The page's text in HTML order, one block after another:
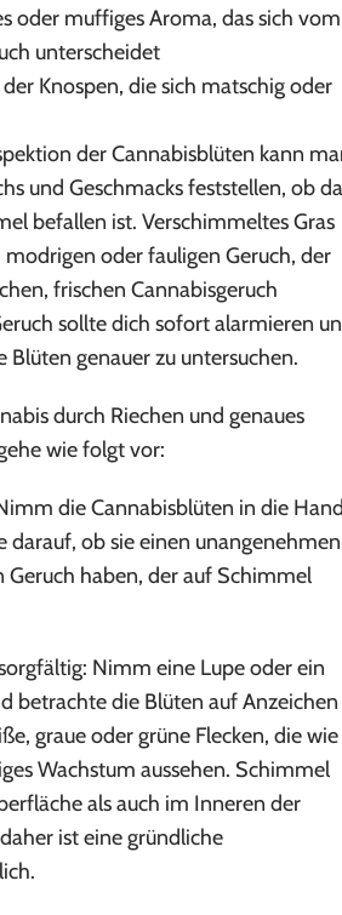
oder muffiges Aroma, das sich vom
unterscheidet
Knospen, die sich matschig oder
der Cannabisblüten kann
und Geschmacks feststellen, ob
befallen ist. Verschimmeltes Gras
oder fauligen Geruch, der
frischen Cannabisgeruch
sollte dich sofort alarmieren
Blüten genauer zu untersuchen.
durch Riechen und genaues
wie folgt vor:
die Cannabisblüten in die
darauf, ob sie einen
haben, der auf Schimmel
Nimm eine Lupe oder ein
betrachte die Blüten auf Anzeichen
graue oder grüne Flecken, die wie
Wachstum aussehen. Schimmel
als auch im Inneren der
ist eine gründliche